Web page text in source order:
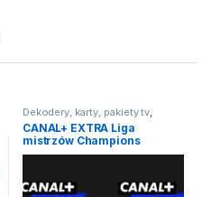
Dekodery, karty, pakiety tv
Pakiety dodatkowe
CANAL+ EXTRA Liga
mistrzów Champions
League